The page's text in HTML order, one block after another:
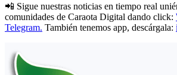
📲 Sigue nuestras noticias en tiempo real
comunidades de Caraota Digital dando click:
Telegram. También tenemos app, descárgala: